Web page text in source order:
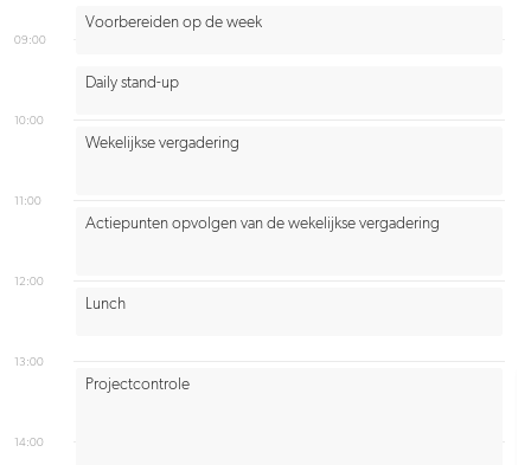
09:00
10:00
11:00
12:00
13:00
14:00
Voorbereiden op de week
Daily stand-up
Wekelijkse vergadering
Actiepunten opvolgen van de wekelijkse vergadering
Lunch
Projectcontrole